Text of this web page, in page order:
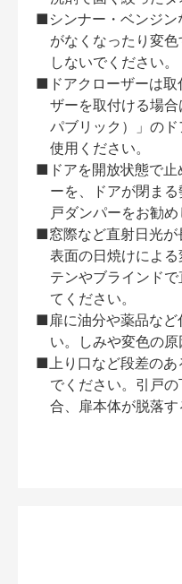
■シンナー・ベンジン
がなくなったり変
しないでください。
■ドアクローザーは取
ザーを取付ける場
パブリック）」の
使用ください。
■ドアを開放状態で止
ーを、ドアが閉ま
戸ダンパーをお勧め
■窓際など直射日光が
表面の日焼けによ
テンやブラインド
てください。
■扉に油分や薬品など
い。しみや変色の原
■上り口など段差のあ
でください。引戸
合、扉本体が脱落す